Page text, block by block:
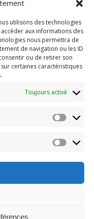
utilisons des technologies
aux informations des
nous permettra de
de navigation ou les ID
ou de retirer son
certaines caractéristiques
Toujours activé